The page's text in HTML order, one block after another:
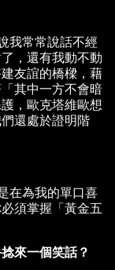
我常常說話不經
，還有我動不動
友誼的橋樑，藉
其中一方不會暗
，歐克塔維歐想
還處於證明階
在為我的單口喜
須掌握「黃金五
來一個笑話？